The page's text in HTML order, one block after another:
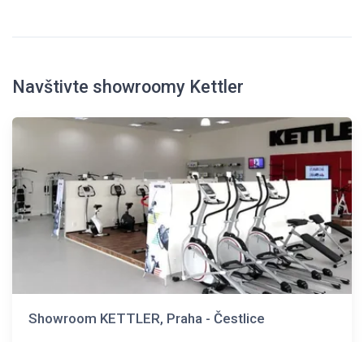
Navštivte showroomy Kettler
Showroom KETTLER, Praha - Čestlice